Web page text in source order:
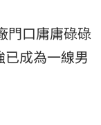
門口庸庸碌碌
成為一線男